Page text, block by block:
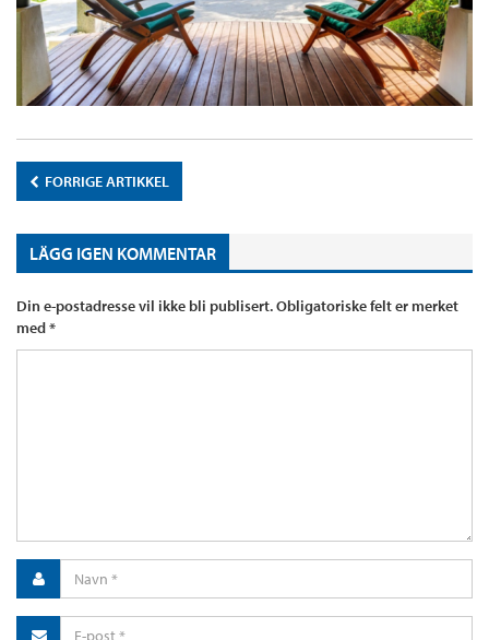
FORRIGE ARTIKKEL
LÄGG IGEN KOMMENTAR
Din e-postadresse vil ikke bli publisert.Obligatoriske felt er merket
med*